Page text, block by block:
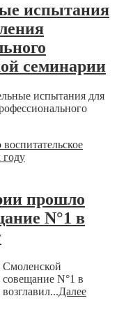
испытания
семинарии
испытания для
прошло
N°1 в
Смоленской
N°1 в
Далее